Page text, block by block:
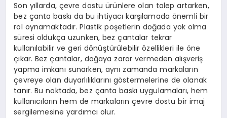
Son yıllarda, çevre dostu ürünlere olan talep artarken,
bez çanta baskı da bu ihtiyacı karşılamada önemli bir
rol oynamaktadır. Plastik poşetlerin doğada yok olma
süresi oldukça uzunken, bez çantalar tekrar
kullanılabilir ve geri dönüştürülebilir özellikleri ile öne
çıkar. Bez çantalar, doğaya zarar vermeden alışveriş
yapma imkanı sunarken, aynı zamanda markaların
çevreye olan duyarlılıklarını göstermelerine de olanak
tanır. Bu noktada, bez çanta baskı uygulamaları, hem
kullanıcıların hem de markaların çevre dostu bir imaj
sergilemesine yardımcı olur.